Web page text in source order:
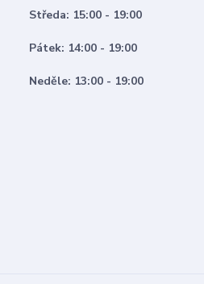
Středa: 15:00 - 19:00
Pátek: 14:00 - 19:00
Neděle: 13:00 - 19:00